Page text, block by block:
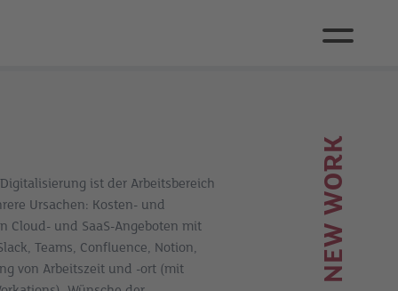
NEW WORK
ist der Arbeitsbereich
Ursachen: Kosten- und
Cloud- und SaaS-Angeboten mit
Teams, Confluence, Notion,
von Arbeitszeit und -ort (mit